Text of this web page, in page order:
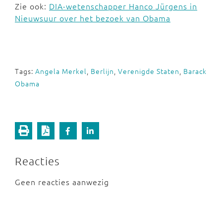
Zie ook: DIA-wetenschapper Hanco Jürgens in
Nieuwsuur over het bezoek van Obama
Tags: Angela Merkel, Berlijn, Verenigde Staten, Barack
Obama
Reacties
Geen reacties aanwezig